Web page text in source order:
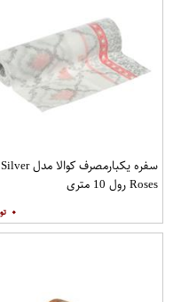
سفره یکبارمصرف کوالا مدل Silver
Roses رول 10 متری
۰